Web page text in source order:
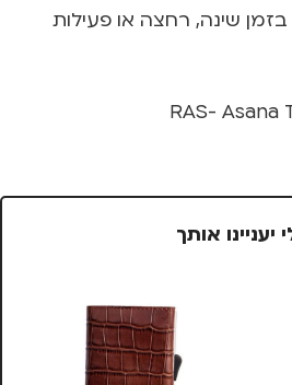
שינה, רחצה או פעילות
RAS- Asana
אותך